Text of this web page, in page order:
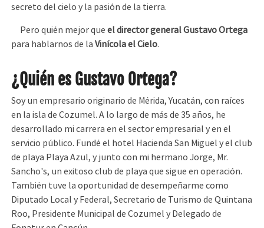
secreto del cielo y la pasión de la tierra.
Pero quién mejor queel director general Gustavo Ortega
para hablarnos de laVinícola el Cielo.
¿Quién es Gustavo Ortega?
Soy un empresario originario de Mérida, Yucatán, con raíces
en la isla de Cozumel. A lo largo de más de 35 años, he
desarrollado mi carrera en el sector empresarial y en el
servicio público. Fundé el hotel Hacienda San Miguel y el club
de playa Playa Azul, y junto con mi hermano Jorge, Mr.
Sancho's, un exitoso club de playa que sigue en operación.
También tuve la oportunidad de desempeñarme como
Diputado Local y Federal, Secretario de Turismo de Quintana
Roo, Presidente Municipal de Cozumel y Delegado de